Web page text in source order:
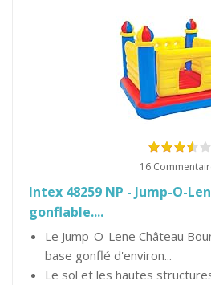
16
Intex 48259 NP - Jump-O-
gonflable....
Le Jump-O-Lene Château
base gonflé d'environ...
Le sol et les hautes